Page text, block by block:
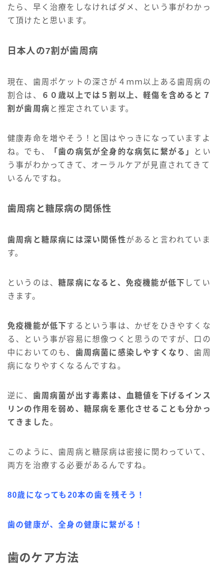
たら、早く治療をしなければダメ、という事がわかっ
て頂けたと思います。
日本人の7割が歯周病
現在、歯周ポケットの深さが４ｍｍ以上ある歯周病の
割合は、
６０歳以上では５割以上、軽傷を含めると７
割が歯周病 と推定されています。
健康寿命を増やそう！と国はやっきになっていますよ
ね。でも、
「歯の病気が全身的な病気に繋がる」
とい
う事がわかってきて、オーラルケアが見直されてきて
いるんですね。
歯周病と糖尿病の関係性
歯周病と糖尿病には深い関係性があると言われていま
す。
というのは、糖尿病になると、免疫機能が低下 してい
きます。
免疫機能が低下するという事は、かぜをひきやすくな
る、という事が容易に想像つくと思うのですが、口の
中においてのも、 歯周病菌に感染しやすくなり 、歯周
病になりやすくなるんですね。
逆に、 歯周病菌が出す毒素は、血糖値を下げるインス
リンの作用を弱め、糖尿病を悪化させることも分かっ
てきました。
このように、歯周病と糖尿病は密接に関わっていて、
両方を治療する必要があるんですね。
80歳になっても20本の歯を残そう！
歯の健康が、全身の健康に繋がる！
歯のケア方法